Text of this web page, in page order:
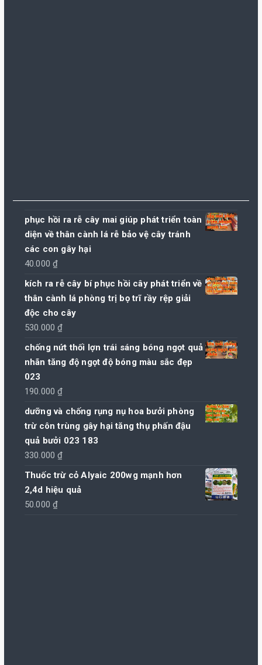
phục hồi ra rễ cây mai giúp phát triển toàn
diện về thân cành lá rễ bảo vệ cây tránh
các con gây hại
40.000₫
kích ra rễ cây bí phục hồi cây phát triển về
thân cành lá phòng trị bọ trĩ rầy rệp giải
độc cho cây
530.000₫
chống nứt thối lợn trái sáng bóng ngọt quả
nhãn tăng độ ngọt độ bóng màu sắc đẹp
023
190.000₫
dưỡng và chống rụng nụ hoa bưởi phòng
trừ côn trùng gây hại tăng thụ phấn đậu
quả bưởi 023 183
330.000₫
Thuốc trừ cỏ Alyaic 200wg mạnh hơn
2,4d hiệu quả
50.000₫